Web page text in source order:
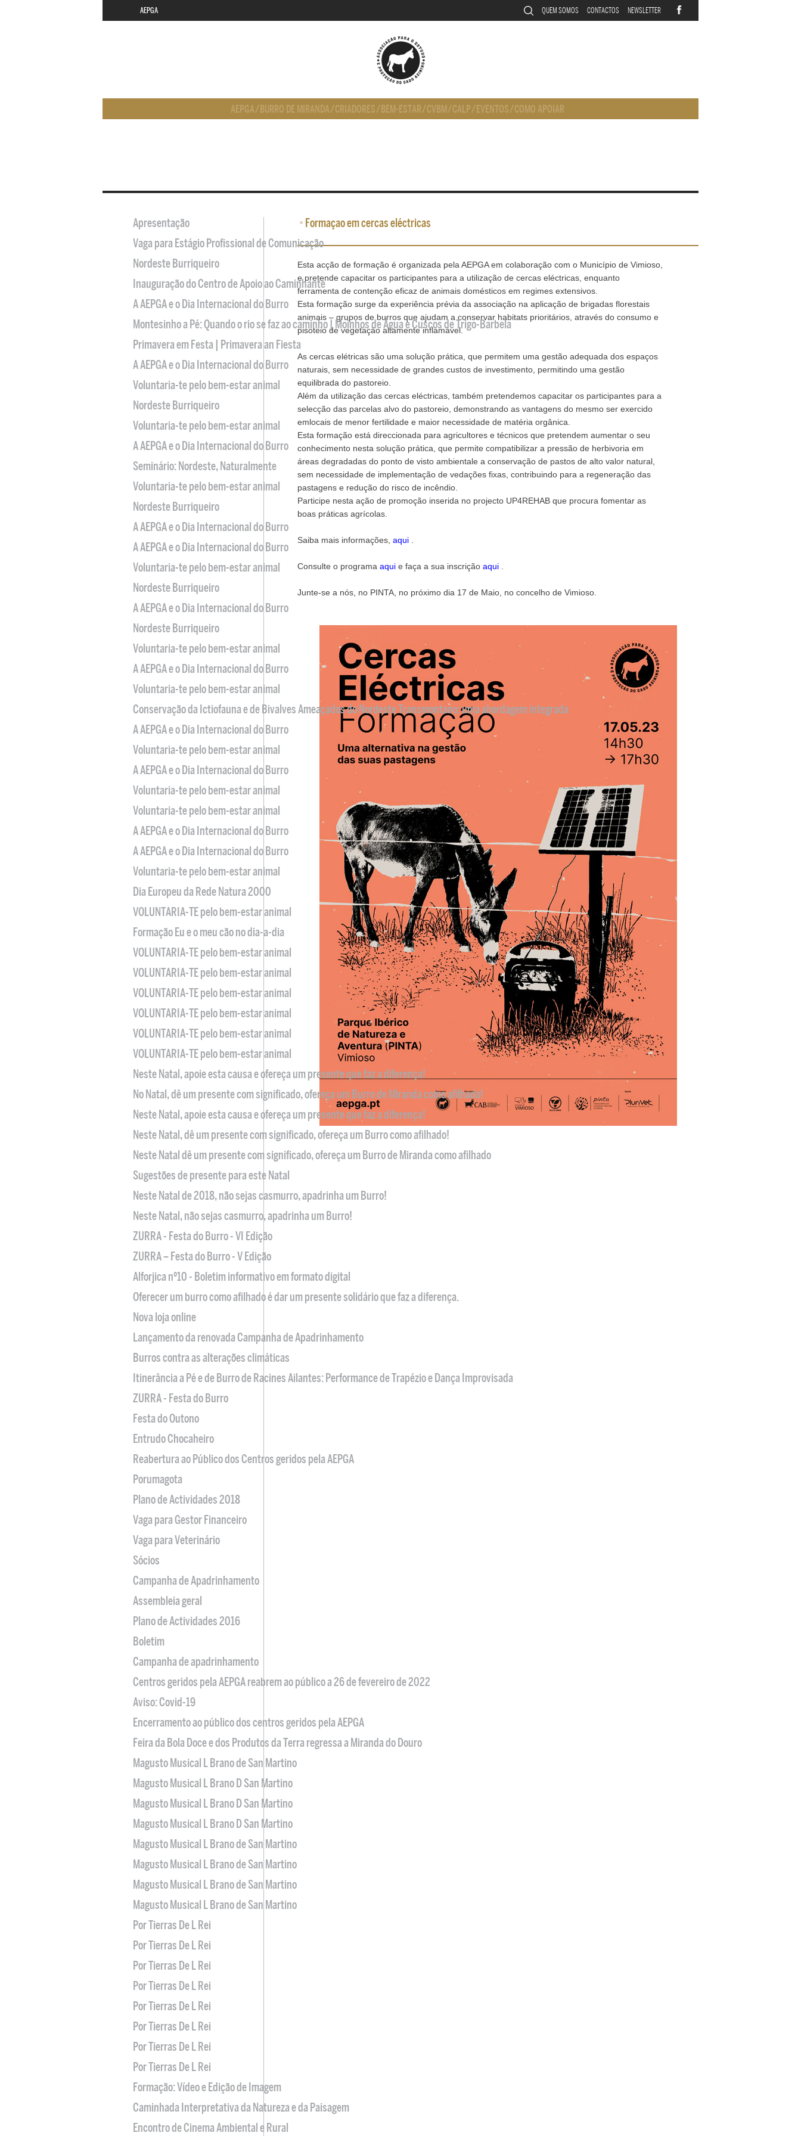
AEPGA QUEM SOMOS CONTACTOS NEWSLETTER
AEPGA/ BURRO DE MIRANDA/CRIADORES/ BEM-ESTAR/CVBM/CALP/ EVENTOS/COMO APOIAR
• Formaçao em cercas eléctricas
Esta acção de formação é organizada pela AEPGA em colaboração com o Município de Vimioso,
e pretende capacitar os participantes para a utilização de cercas eléctricas, enquanto
ferramenta de contenção eficaz de animais domésticos em regimes extensivos.
Esta formação surge da experiência prévia da associação na aplicação de brigadas florestais
animais – grupos de burros que ajudam a conservar habitats prioritários, através do consumo e
pisoteio de vegetação altamente inflamável.
As cercas elétricas são uma solução prática, que permitem uma gestão adequada dos espaços
naturais, sem necessidade de grandes custos de investimento, permitindo uma gestão
equilibrada do pastoreio.
Além da utilização das cercas eléctricas, também pretendemos capacitar os participantes para a
selecção das parcelas alvo do pastoreio, demonstrando as vantagens do mesmo ser exercido
emlocais de menor fertilidade e maior necessidade de matéria orgânica.
Esta formação está direccionada para agricultores e técnicos que pretendem aumentar o seu
conhecimento nesta solução prática, que permite compatibilizar a pressão de herbivoria em
áreas degradadas do ponto de visto ambientale a conservação de pastos de alto valor natural,
sem necessidade de implementação de vedações fixas, contribuindo para a regeneração das
pastagens e redução do risco de incêndio.
Participe nesta ação de promoção inserida no projecto UP4REHAB que procura fomentar as
boas práticas agrícolas.
Saiba mais informações, aqui
Consulte o programa aqui e faça a sua inscrição aqui
Junte-se a nós, no PINTA, no próximo dia 17 de Maio, no concelho de Vimioso.
Apresentação
Vaga para Estágio Profissional de Comunicação
Nordeste Burriqueiro
Inauguração do Centro de Apoio ao Caminhante
A AEPGA e o Dia Internacional do Burro
Montesinho a Pé: Quando o rio se faz ao caminho | Moinhos de Água e Cuscos de Trigo-Barbela
Primavera em Festa | Primavera an Fiesta
A AEPGA e o Dia Internacional do Burro
Voluntaria-te pelo bem-estar animal
Nordeste Burriqueiro
Voluntaria-te pelo bem-estar animal
A AEPGA e o Dia Internacional do Burro
Seminário: Nordeste, Naturalmente
Voluntaria-te pelo bem-estar animal
Nordeste Burriqueiro
A AEPGA e o Dia Internacional do Burro
A AEPGA e o Dia Internacional do Burro
Voluntaria-te pelo bem-estar animal
Nordeste Burriqueiro
A AEPGA e o Dia Internacional do Burro
Nordeste Burriqueiro
Voluntaria-te pelo bem-estar animal
A AEPGA e o Dia Internacional do Burro
Voluntaria-te pelo bem-estar animal
Conservação da Ictiofauna e de Bivalves Ameaçados do Nordeste Transmontano: uma abordagem integrada
A AEPGA e o Dia Internacional do Burro
Voluntaria-te pelo bem-estar animal
A AEPGA e o Dia Internacional do Burro
Voluntaria-te pelo bem-estar animal
Voluntaria-te pelo bem-estar animal
A AEPGA e o Dia Internacional do Burro
A AEPGA e o Dia Internacional do Burro
Voluntaria-te pelo bem-estar animal
Dia Europeu da Rede Natura 2000
VOLUNTARIA-TE pelo bem-estar animal
Formação Eu e o meu cão no dia-a-dia
VOLUNTARIA-TE pelo bem-estar animal
VOLUNTARIA-TE pelo bem-estar animal
VOLUNTARIA-TE pelo bem-estar animal
VOLUNTARIA-TE pelo bem-estar animal
VOLUNTARIA-TE pelo bem-estar animal
VOLUNTARIA-TE pelo bem-estar animal
Neste Natal, apoie esta causa e ofereça um presente que faz a diferença!
No Natal, dê um presente com significado, ofereça um Burro de Miranda como afilhado!
Neste Natal, apoie esta causa e ofereça um presente que faz a diferença!
Neste Natal, dê um presente com significado, ofereça um Burro como afilhado!
Neste Natal dê um presente com significado, ofereça um Burro de Miranda como afilhado
Sugestões de presente para este Natal
Neste Natal de 2018, não sejas casmurro, apadrinha um Burro!
Neste Natal, não sejas casmurro, apadrinha um Burro!
ZURRA - Festa do Burro - VI Edição
ZURRA – Festa do Burro - V Edição
Alforjica nº10 - Boletim informativo em formato digital
Oferecer um burro como afilhado é dar um presente solidário que faz a diferença.
Nova loja online
Lançamento da renovada Campanha de Apadrinhamento
Burros contra as alterações climáticas
Itinerância a Pé e de Burro de Racines Ailantes: Performance de Trapézio e Dança Improvisada
ZURRA - Festa do Burro
Festa do Outono
Entrudo Chocaheiro
Reabertura ao Público dos Centros geridos pela AEPGA
Porumagota
Plano de Actividades 2018
Vaga para Gestor Financeiro
Vaga para Veterinário
Sócios
Campanha de Apadrinhamento
Assembleia geral
Plano de Actividades 2016
Boletim
Campanha de apadrinhamento
Centros geridos pela AEPGA reabrem ao público a 26 de fevereiro de 2022
Aviso: Covid-19
Encerramento ao público dos centros geridos pela AEPGA
Feira da Bola Doce e dos Produtos da Terra regressa a Miranda do Douro
Magusto Musical L Brano de San Martino
Magusto Musical L Brano D San Martino
Magusto Musical L Brano D San Martino
Magusto Musical L Brano D San Martino
Magusto Musical L Brano de San Martino
Magusto Musical L Brano de San Martino
Magusto Musical L Brano de San Martino
Magusto Musical L Brano de San Martino
Por Tierras De L Rei
Por Tierras De L Rei
Por Tierras De L Rei
Por Tierras De L Rei
Por Tierras De L Rei
Por Tierras De L Rei
Por Tierras De L Rei
Por Tierras De L Rei
Formação: Vídeo e Edição de Imagem
Caminhada Interpretativa da Natureza e da Paisagem
Encontro de Cinema Ambiental e Rural